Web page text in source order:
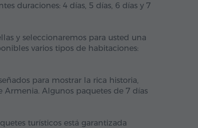
duraciones: 4 días, 5 días, 6 días y 7
y seleccionaremos para usted una
varios tipos de habitaciones:
para mostrar la rica historia,
Algunos paquetes de 7 días
turísticos está garantizada